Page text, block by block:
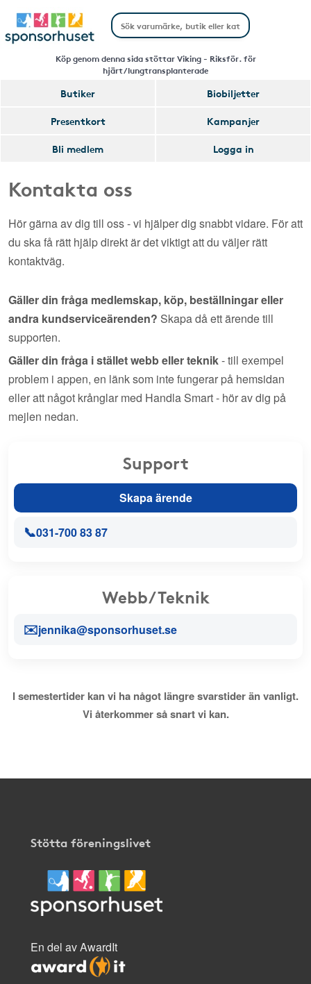
Köp genom denna sida stöttar Viking - Riksför. för
hjärt/lungtransplanterade
Butiker
Biobiljetter
Presentkort
Kampanjer
Bli medlem
Logga in
Kontakta oss
Hör gärna av dig till oss - vi hjälper dig snabbt vidare. För att
du ska få rätt hjälp direkt är det viktigt att du väljer rätt
kontaktväg.
Gäller din fråga medlemskap, köp, beställningar eller
andra kundserviceärenden? Skapa då ett ärende till
supporten.
Gäller din fråga i stället webb eller teknik- till exempel
problem i appen, en länk som inte fungerar på hemsidan
eller att något krånglar med Handla Smart - hör av dig på
mejlen nedan.
Support
Skapa ärende
📞031-700 83 87
Webb/Teknik
✉️jennika@sponsorhuset.se
I semestertider kan vi ha något längre svarstider än vanligt.
Vi återkommer så snart vi kan.
Stötta föreningslivet
En del av AwardIt